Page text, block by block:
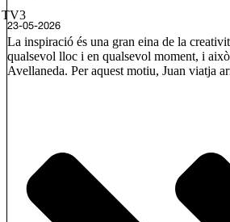
únique.
TV3
23-05-2026
La inspiració és una gran eina de la
qualsevol lloc i en qualsevol moment, i
Avellaneda. Per aquest motiu, Juan viatja